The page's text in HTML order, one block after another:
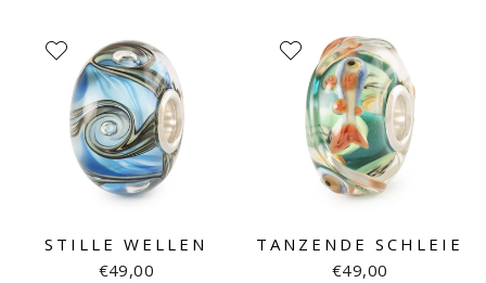
STILLE WELLEN
€49,00
TANZENDE SCHLEIE
€49,00